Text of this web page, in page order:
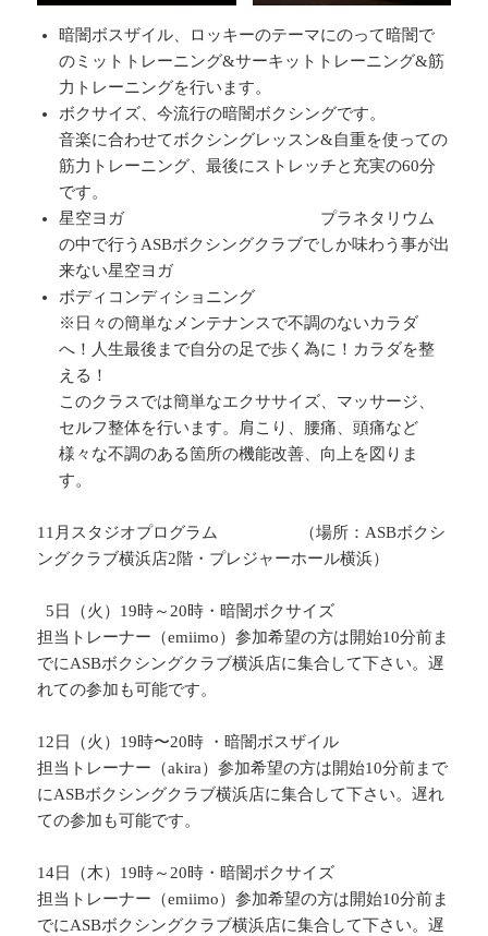
暗闇ボスザイル、ロッキーのテーマにのって暗闇で
のミットトレーニング&サーキットトレーニング&筋
力トレーニングを行います。
ボクサイズ、今流行の暗闇ボクシングです。
音楽に合わせてボクシングレッスン&自重を使っての
筋力トレーニング、最後にストレッチと充実の60分
です。
星空ヨガ プラネタリウム
の中で行うASBボクシングクラブでしか味わう事が出
来ない星空ヨガ
ボディコンディショニング
※日々の簡単なメンテナンスで不調のないカラダ
へ！人生最後まで自分の足で歩く為に！カラダを整
える！
このクラスでは簡単なエクササイズ、マッサージ、
セルフ整体を行います。肩こり、腰痛、頭痛など
様々な不調のある箇所の機能改善、向上を図りま
す。
11月スタジオプログラム （場所：ASBボクシ
ングクラブ横浜店2階・プレジャーホール横浜）
5日（火）19時～20時・暗闇ボクサイズ
担当トレーナー（emiimo）参加希望の方は開始10分前ま
でにASBボクシングクラブ横浜店に集合して下さい。遅
れての参加も可能です。
12日（火）19時〜20時 ・暗闇ボスザイル
担当トレーナー（akira）参加希望の方は開始10分前まで
にASBボクシングクラブ横浜店に集合して下さい。遅れ
ての参加も可能です。
14日（木）19時～20時・暗闇ボクサイズ
担当トレーナー（emiimo）参加希望の方は開始10分前ま
でにASBボクシングクラブ横浜店に集合して下さい。遅